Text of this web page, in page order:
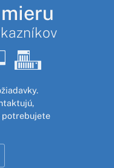
potrebujete